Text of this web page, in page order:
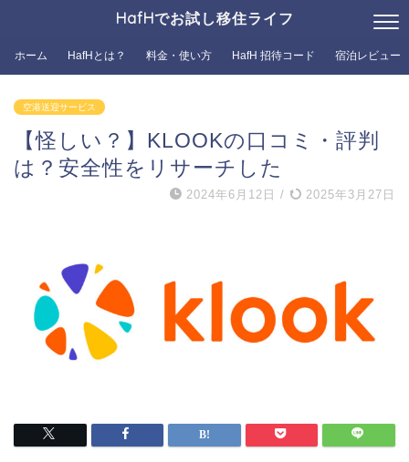
HafHでお試し移住ライフ
ホーム HafHとは？ 料金・使い方 HafH 招待コード 宿泊レビュー
空港送迎サービス
【怪しい？】KLOOKの口コミ・評判
は？安全性をリサーチした
2024年6月12日 / 2025年3月27日